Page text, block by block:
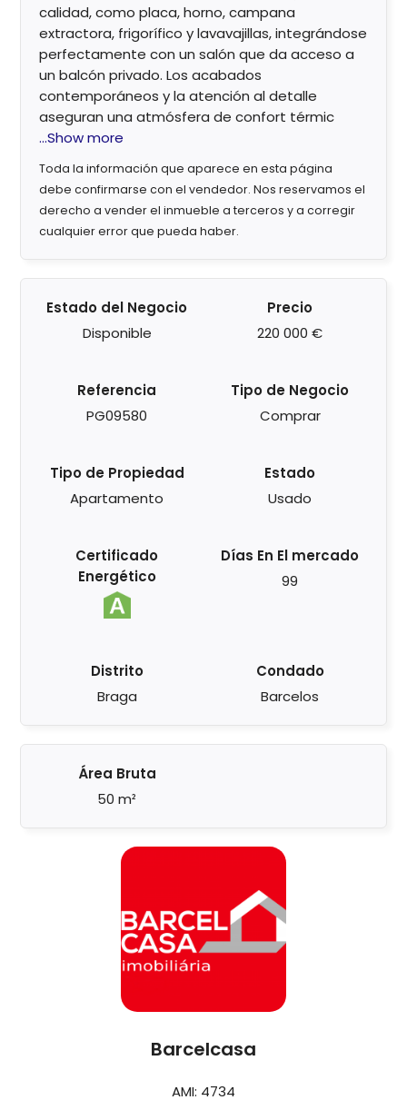
calidad, como placa, horno, campana
extractora, frigorífico y lavavajillas, integrándose
perfectamente con un salón que da acceso a
un balcón privado. Los acabados
contemporáneos y la atención al detalle
aseguran una atmósfera de confort térmic
...Show more
Toda la información que aparece en esta página
debe confirmarse con el vendedor. Nos reservamos el
derecho a vender el inmueble a terceros y a corregir
cualquier error que pueda haber.
Estado del Negocio
Disponible
Precio
220 000 €
Referencia
PG09580
Tipo de Negocio
Comprar
Tipo de Propiedad
Apartamento
Estado
Usado
Certificado
Energético
Días En El mercado
99
Distrito
Braga
Condado
Barcelos
Área Bruta
50 m²
Barcelcasa
AMI: 4734